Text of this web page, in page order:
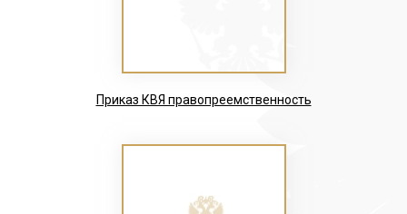
Приказ КВЯ правопреемственность